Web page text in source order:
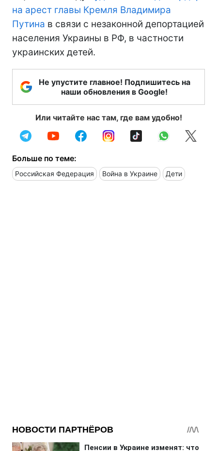
на арест главы Кремля Владимира
Путина в связи с незаконной депортацией
населения Украины в РФ, в частности
украинских детей.
Не упустите главное! Подпишитесь на
наши обновления в Google!
Или читайте нас там, где вам удобно!
Больше по теме:
Российская Федерация Война в Украине Дети